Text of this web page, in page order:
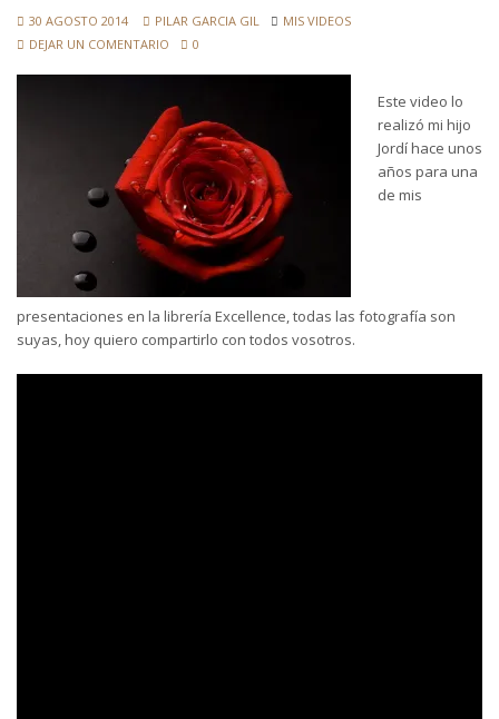
30 AGOSTO 2014 PILAR GARCIA GIL
MIS VIDEOS
DEJAR UN COMENTARIO
0
Este video lo
realizó mi hijo
Jordí hace unos
años para una
de mis
presentaciones en la librería Excellence, todas las fotografía son
suyas, hoy quiero compartirlo con todos vosotros.